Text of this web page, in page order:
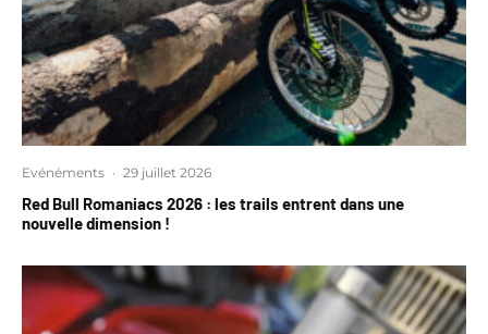
Evénéments · 29 juillet 2026
Red Bull Romaniacs 2026 : les trails entrent dans une
nouvelle dimension !